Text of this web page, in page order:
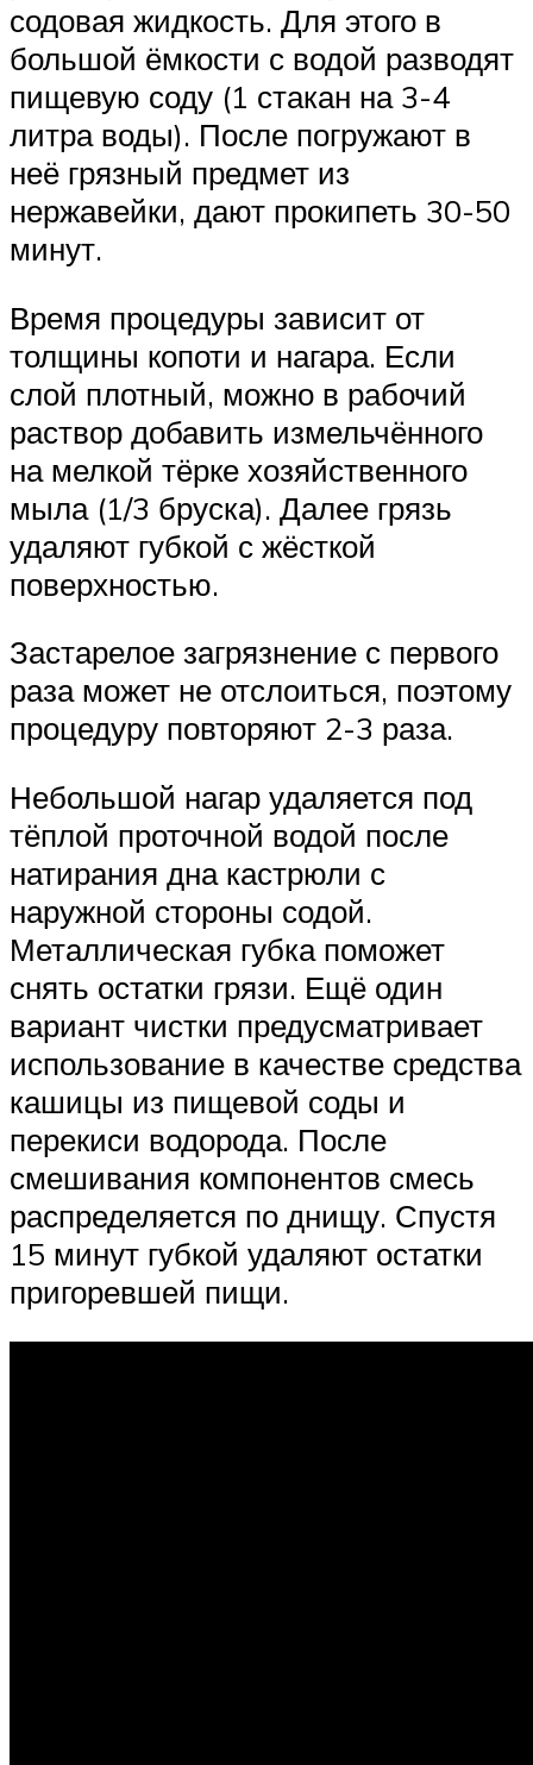
содовая жидкость. Для этого в
большой ёмкости с водой разводят
пищевую соду (1 стакан на 3-4
литра воды). После погружают в
неё грязный предмет из
нержавейки, дают прокипеть 30-50
минут.
Время процедуры зависит от
толщины копоти и нагара. Если
слой плотный, можно в рабочий
раствор добавить измельчённого
на мелкой тёрке хозяйственного
мыла (1/3 бруска). Далее грязь
удаляют губкой с жёсткой
поверхностью.
Застарелое загрязнение с первого
раза может не отслоиться, поэтому
процедуру повторяют 2-3 раза.
Небольшой нагар удаляется под
тёплой проточной водой после
натирания дна кастрюли с
наружной стороны содой.
Металлическая губка поможет
снять остатки грязи. Ещё один
вариант чистки предусматривает
использование в качестве средства
кашицы из пищевой соды и
перекиси водорода. После
смешивания компонентов смесь
распределяется по днищу. Спустя
15 минут губкой удаляют остатки
пригоревшей пищи.